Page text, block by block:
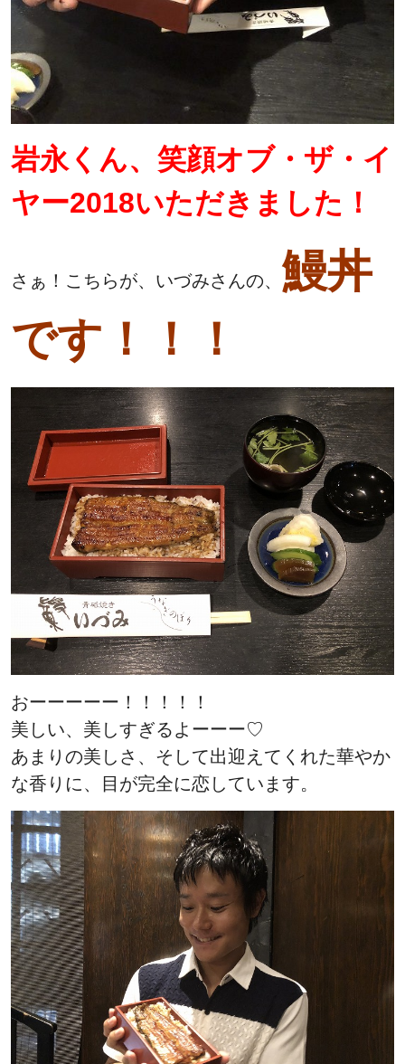
岩永くん、笑顔オブ・ザ・イ
ヤー2018いただきました！
さぁ！こちらが、いづみさんの、 鰻丼
です！！！
おーーーーー！！！！！
美しい、美しすぎるよーーー♡
あまりの美しさ、そして出迎えてくれた華やか
な香りに、目が完全に恋しています。